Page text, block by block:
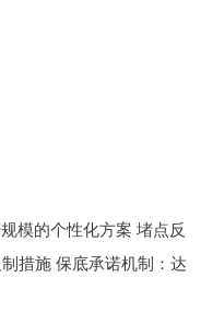
模的个性化方案 堵点反
措施 保底承诺机制：达